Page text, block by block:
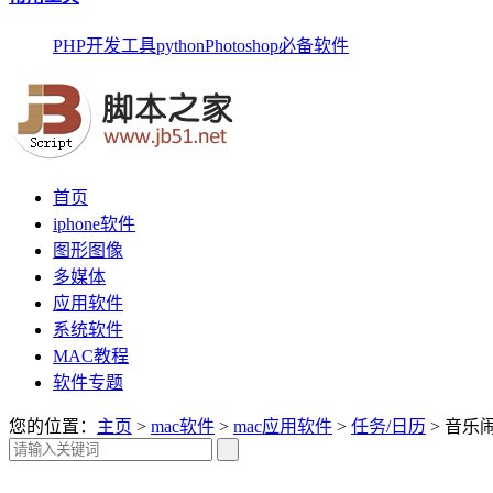
PHP开发工具pythonPhotoshop必备软件
首页
iphone软件
图形图像
多媒体
应用软件
系统软件
MAC教程
软件专题
您的位置： 主页 > mac软件 > mac应用软件 > 任务/日历 > 音乐